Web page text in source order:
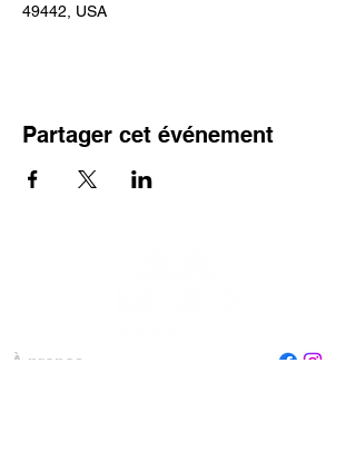
49442, USA
Partager cet événement
À propos